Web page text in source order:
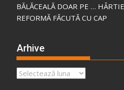
BĂLĂCEALĂ DOAR PE … HÂRTIE
REFORMĂ FĂCUTĂ CU CAP
Arhive
Arhive